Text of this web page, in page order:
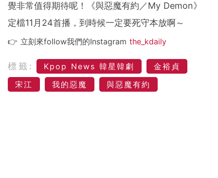
覺非常值得期待呢！《與惡魔有約／My Demon》
定檔11月24首播，到時候一定要死守本放啊～
👉 立刻來follow我們的Instagram the_kdaily
標籤: Kpop News 韓星韓劇
金裕貞
宋江
我的惡魔 與惡魔有約